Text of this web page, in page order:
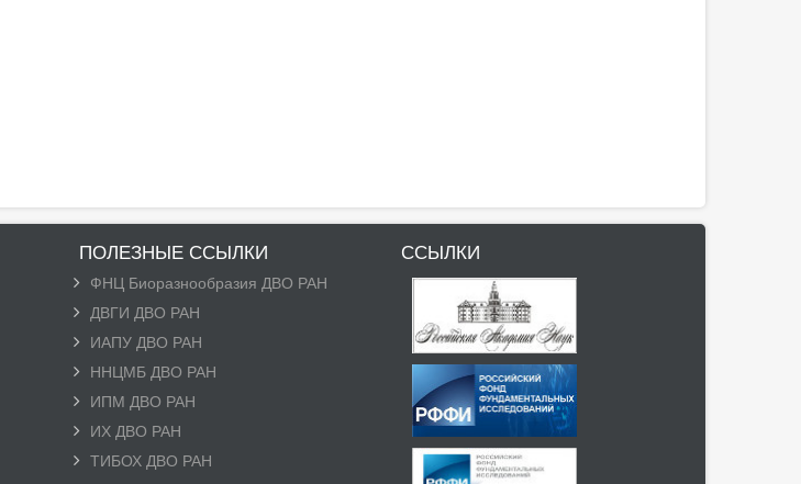
ПОЛЕЗНЫЕ ССЫЛКИ
ФНЦ Биоразнообразия ДВО РАН
ДВГИ ДВО РАН
ИАПУ ДВО РАН
ННЦМБ ДВО РАН
ИПМ ДВО РАН
ИХ ДВО РАН
ТИБОХ ДВО РАН
ССЫЛКИ